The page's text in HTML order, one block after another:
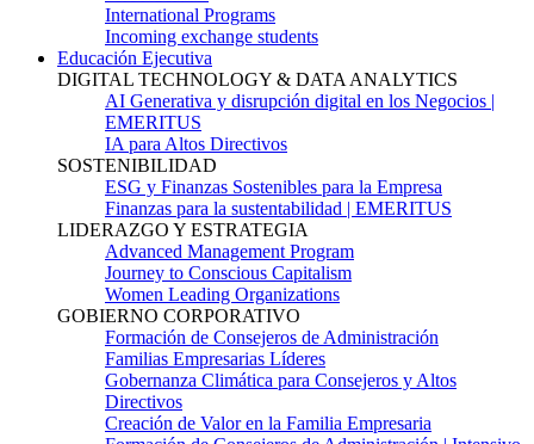
International Programs
Incoming exchange students
Educación Ejecutiva
DIGITAL TECHNOLOGY & DATA ANALYTICS
AI Generativa y disrupción digital en los Negocios |
EMERITUS
IA para Altos Directivos
SOSTENIBILIDAD
ESG y Finanzas Sostenibles para la Empresa
Finanzas para la sustentabilidad | EMERITUS
LIDERAZGO Y ESTRATEGIA
Advanced Management Program
Journey to Conscious Capitalism
Women Leading Organizations
GOBIERNO CORPORATIVO
Formación de Consejeros de Administración
Familias Empresarias Líderes
Gobernanza Climática para Consejeros y Altos
Directivos
Creación de Valor en la Familia Empresaria